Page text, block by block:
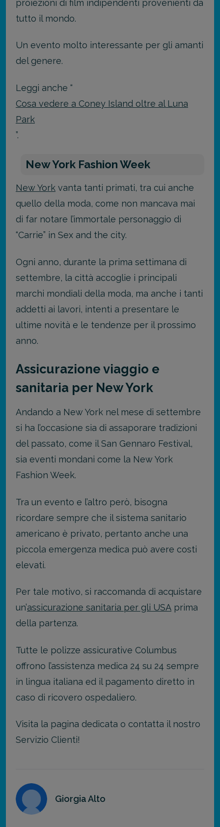
proiezioni di film indipendenti provenienti da
tutto il mondo.
Un evento molto interessante per gli amanti
del genere.
Leggi anche “
Cosa vedere a Coney Island oltre al Luna
Park
”.
New York Fashion Week
New York vanta tanti primati, tra cui anche
quello della moda, come non mancava mai
di far notare l’immortale personaggio di
“Carrie” in Sex and the city.
Ogni anno, durante la prima settimana di
settembre, la città accoglie i principali
marchi mondiali della moda, ma anche i tanti
addetti ai lavori, intenti a presentare le
ultime novità e le tendenze per il prossimo
anno.
Assicurazione viaggio e
sanitaria per New York
Andando a New York nel mese di settembre
si ha l’occasione sia di assaporare tradizioni
del passato, come il San Gennaro Festival,
sia eventi mondani come la New York
Fashion Week.
Tra un evento e l’altro però, bisogna
ricordare sempre che il sistema sanitario
americano è privato, pertanto anche una
piccola emergenza medica può avere costi
elevati.
Per tale motivo, si raccomanda di acquistare
un’assicurazione sanitaria per gli USA prima
della partenza.
Tutte le polizze assicurative Columbus
offrono l’assistenza medica 24 su 24 sempre
in lingua italiana ed il pagamento diretto in
caso di ricovero ospedaliero.
Visita la pagina dedicata o contatta il nostro
Servizio Clienti!
Giorgia Alto